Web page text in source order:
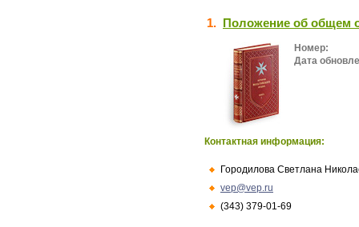
1. Положение об общем
Номер:
Дата
Контактная информация:
Городилова Светлана
vep@vep.ru
(343) 379-01-69